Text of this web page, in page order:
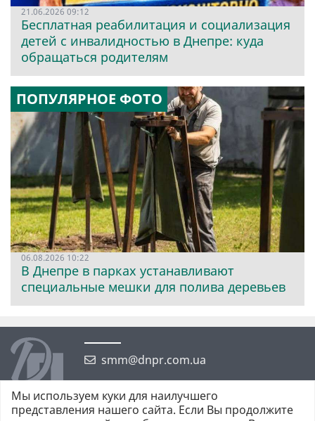
21.06.2026 09:12
Бесплатная реабилитация и социализация
детей с инвалидностью в Днепре: куда
обращаться родителям
ПОПУЛЯРНОЕ ФОТО
06.08.2026 10:22
В Днепре в парках устанавливают
специальные мешки для полива деревьев
smm@dnpr.com.ua
Мы используем куки для наилучшего
представления нашего сайта. Если Вы продолжите